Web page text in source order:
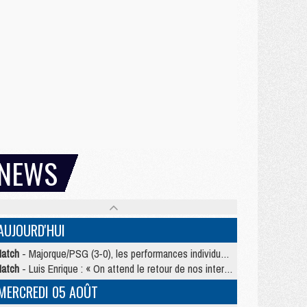
- Majorque/PSG (3-0), les performances individuelles
- Luis Enrique : « On attend le retour de nos internationaux »
05 AOÛT